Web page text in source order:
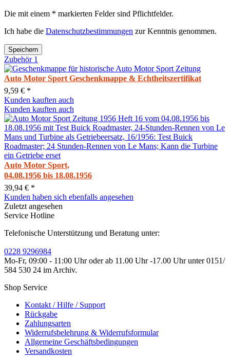
Die mit einem * markierten Felder sind Pflichtfelder.
Ich habe die Datenschutzbestimmungen zur Kenntnis genommen.
Speichern
Zubehör 1
Auto Motor Sport Geschenkmappe & Echtheitszertifikat
9,59 € *
Kunden kauften auch
Kunden kauften auch
Auto Motor Sport,
04.08.1956 bis 18.08.1956
39,94 € *
Kunden haben sich ebenfalls angesehen
Zuletzt angesehen
Service Hotline
Telefonische Unterstützung und Beratung unter:
0228 9296984
Mo-Fr, 09:00 - 11:00 Uhr oder ab 11.00 Uhr -17.00 Uhr unter 0151/
584 530 24 im Archiv.
Shop Service
Kontakt / Hilfe / Support
Rückgabe
Zahlungsarten
Widerrufsbelehrung & Widerrufsformular
Allgemeine Geschäftsbedingungen
Versandkosten